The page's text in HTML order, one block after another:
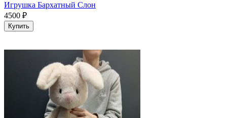
Игрушка Бархатный Слон
4500 ₽
Купить